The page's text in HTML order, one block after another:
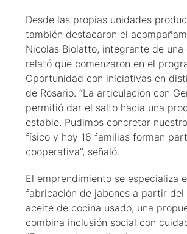
Desde las propias unidades
también destacaron el
Nicolás Biolatto, integrante de una
relató que comenzaron en el
Oportunidad con iniciativas en
de Rosario. “La articulación con
permitió dar el salto hacia una
estable. Pudimos concretar
físico y hoy 16 familias forman
cooperativa”, señaló.
El emprendimiento se especializa
fabricación de jabones a partir
aceite de cocina usado, una
combina inclusión social con